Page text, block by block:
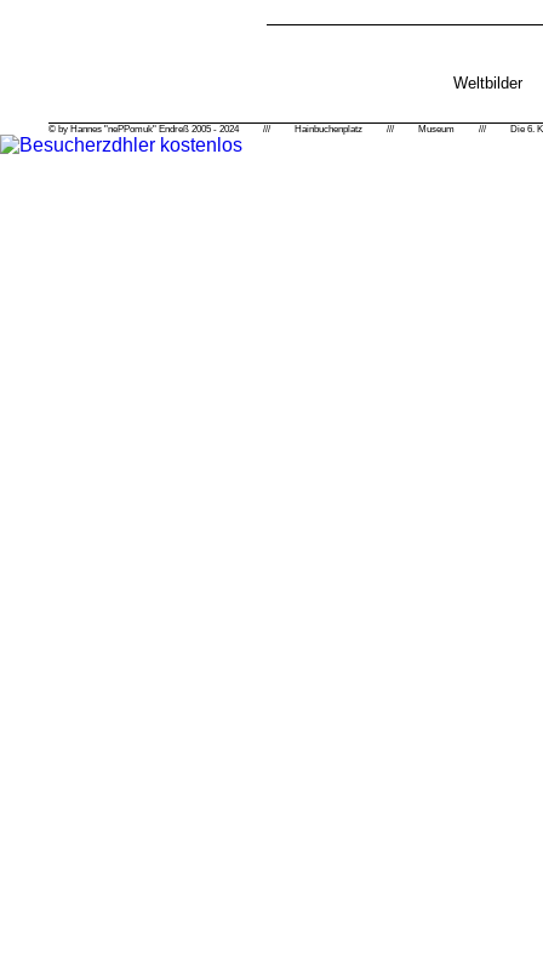
Weltbilder
© by Hannes "nePPomuk" Endreß 2005 - 2024 /// Hainbuchenplatz /// Museum /// Die 6.